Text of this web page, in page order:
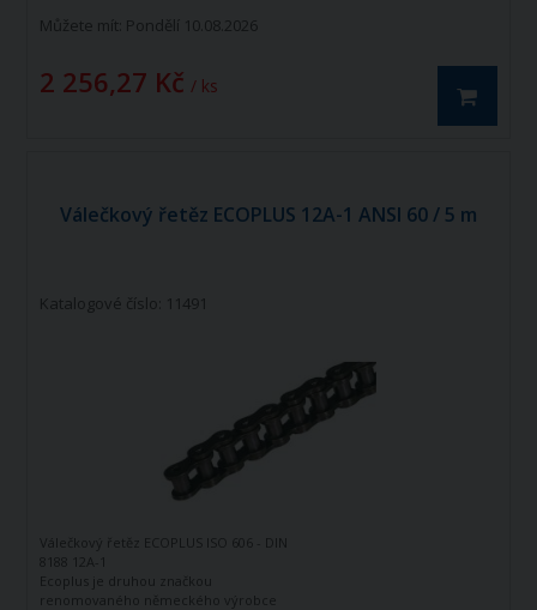
Můžete mít: Pondělí 10.08.2026
2 256,27 Kč / ks
DIN 8187 je jednořadý hnací řetěz.
Válečkový řetěz ECOPLUS 12A-1 ANSI 60 / 5 m
Katalogové číslo: 11491
Válečkový řetěz ECOPLUS ISO 606 - DIN
8188 12A-1
Ecoplus je druhou značkou
renomovaného německého výrobce